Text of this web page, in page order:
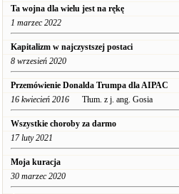
Ta wojna dla wielu jest na rękę
1 marzec 2022
Kapitalizm w najczystszej postaci
8 wrzesień 2020
Przemówienie Donalda Trumpa dla AIPAC
16 kwiecień 2016 Tłum. z j. ang. Gosia
Wszystkie choroby za darmo
17 luty 2021
Moja kuracja
30 marzec 2020